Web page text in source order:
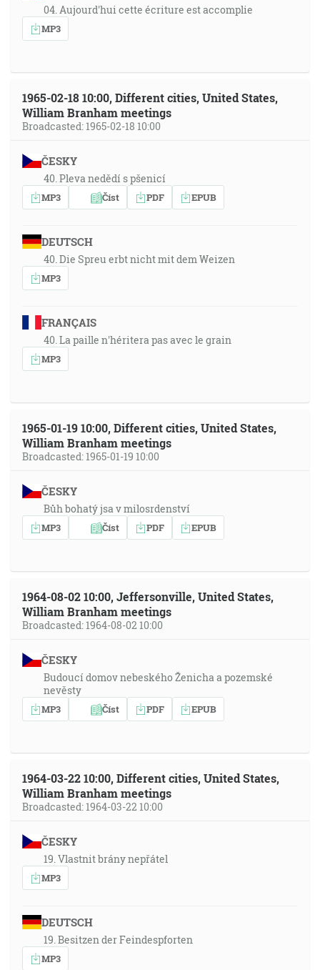
04. Aujourd'hui cette écriture est accomplie
MP3
1965-02-18 10:00, Different cities, United States,
William Branham meetings
Broadcasted: 1965-02-18 10:00
ČESKY
40. Pleva nedědí s pšenicí
MP3 Číst PDF EPUB
DEUTSCH
40. Die Spreu erbt nicht mit dem Weizen
MP3
FRANÇAIS
40. La paille n'héritera pas avec le grain
MP3
1965-01-19 10:00, Different cities, United States,
William Branham meetings
Broadcasted: 1965-01-19 10:00
ČESKY
Bůh bohatý jsa v milosrdenství
MP3 Číst PDF EPUB
1964-08-02 10:00, Jeffersonville, United States,
William Branham meetings
Broadcasted: 1964-08-02 10:00
ČESKY
Budoucí domov nebeského Ženicha a pozemské
nevěsty
MP3 Číst PDF EPUB
1964-03-22 10:00, Different cities, United States,
William Branham meetings
Broadcasted: 1964-03-22 10:00
ČESKY
19. Vlastnit brány nepřátel
MP3
DEUTSCH
19. Besitzen der Feindespforten
MP3